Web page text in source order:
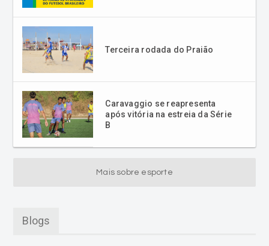
Terceira rodada do Praião
Caravaggio se reapresenta
após vitória na estreia da Série
B
Mais sobre esporte
Blogs